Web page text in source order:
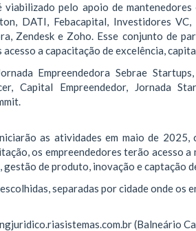
viabilizado pelo apoio de
DATI, Febacapital, Investidores
Zendesk e Zoho. Esse conjunto de
a capacitação de excelência,
Empreendedora Sebrae
Capital Empreendedor, Jornada
as atividades em maio de 2025,
os empreendedores terão acesso
gestão de produto, inovação e captação
separadas por cidade onde os
(Balneário